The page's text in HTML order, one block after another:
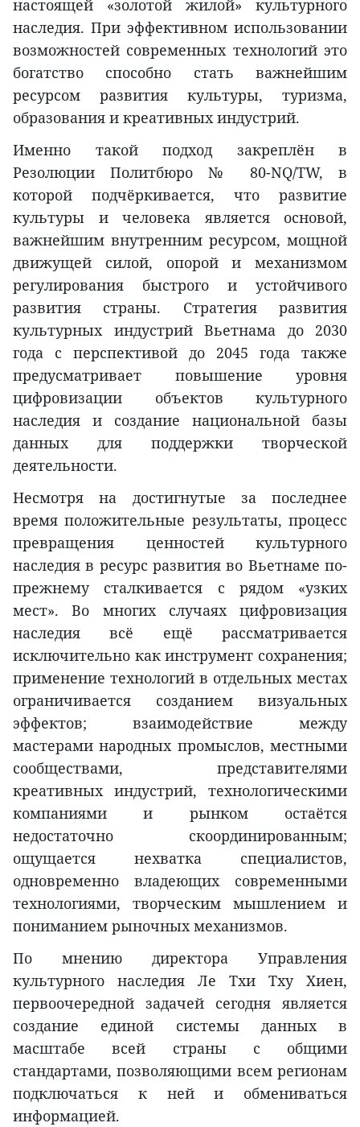
настоящей «золотой жилой» культурного
наследия. При эффективном использовании
возможностей современных технологий это
богатство способно стать важнейшим
ресурсом развития культуры, туризма,
образования и креативных индустрий.
Именно такой подход закреплён в
Резолюции Политбюро № 80-NQ/TW, в
которой подчёркивается, что развитие
культуры и человека является основой,
важнейшим внутренним ресурсом, мощной
движущей силой, опорой и механизмом
регулирования быстрого и устойчивого
развития страны. Стратегия развития
культурных индустрий Вьетнама до 2030
года с перспективой до 2045 года также
предусматривает повышение уровня
цифровизации объектов культурного
наследия и создание национальной базы
данных для поддержки творческой
деятельности.
Несмотря на достигнутые за последнее
время положительные результаты, процесс
превращения ценностей культурного
наследия в ресурс развития во Вьетнаме по-
прежнему сталкивается с рядом «узких
мест». Во многих случаях цифровизация
наследия всё ещё рассматривается
исключительно как инструмент сохранения;
применение технологий в отдельных местах
ограничивается созданием визуальных
эффектов; взаимодействие между
мастерами народных промыслов, местными
сообществами, представителями
креативных индустрий, технологическими
компаниями и рынком остаётся
недостаточно скоординированным;
ощущается нехватка специалистов,
одновременно владеющих современными
технологиями, творческим мышлением и
пониманием рыночных механизмов.
По мнению директора Управления
культурного наследия Ле Тхи Тху Хиен,
первоочередной задачей сегодня является
создание единой системы данных в
масштабе всей страны с общими
стандартами, позволяющими всем регионам
подключаться к ней и обмениваться
информацией.